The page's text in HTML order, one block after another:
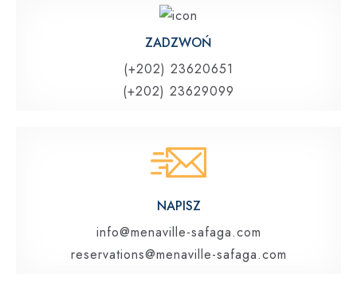
ZADZWOŃ
(+202) 23620651
(+202) 23629099
NAPISZ
info@menaville-safaga.com
reservations@menaville-safaga.com